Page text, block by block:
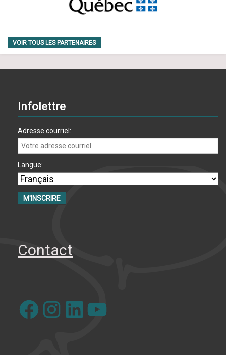
VOIR TOUS LES PARTENAIRES
Infolettre
Adresse courriel:
Langue:
Contact
FacebookInstagram YouTube